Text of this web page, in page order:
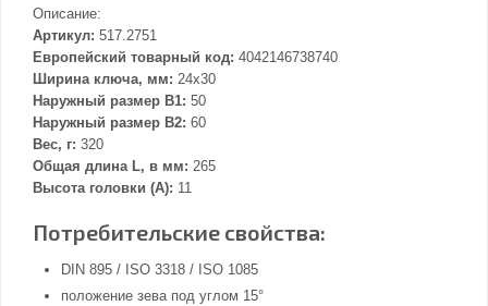
Описание:
Артикул: 517.2751
Европейский товарный код: 4042146738740
Ширина ключа, мм: 24x30
Наружный размер В1: 50
Наружный размер В2: 60
Вес, г: 320
Общая длина L, в мм: 265
Высота головки (А): 11
Потребительские свойства:
DIN 895 / ISO 3318 / ISO 1085
положение зева под углом 15°